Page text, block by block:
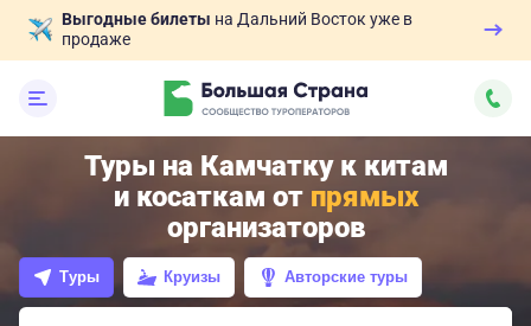
Выгодные билеты на Дальний Восток уже в
продаже
Туры на Камчатку к китам
и косаткам от прямых
организаторов
Туры Круизы Авторские туры